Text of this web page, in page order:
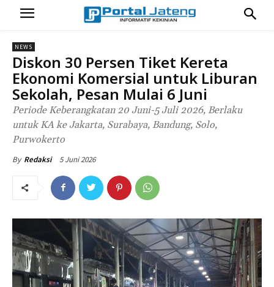
NEWS
Diskon 30 Persen Tiket Kereta
Ekonomi Komersial untuk Liburan
Sekolah, Pesan Mulai 6 Juni
Periode Keberangkatan 20 Juni-5 Juli 2026, Berlaku
untuk KA ke Jakarta, Surabaya, Bandung, Solo,
Purwokerto
By Redaksi 5 Juni 2026